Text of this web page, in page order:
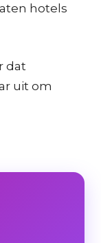
hotels
dat
uit om